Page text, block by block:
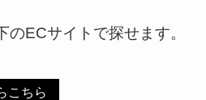
ECサイトで探せます。
こちら